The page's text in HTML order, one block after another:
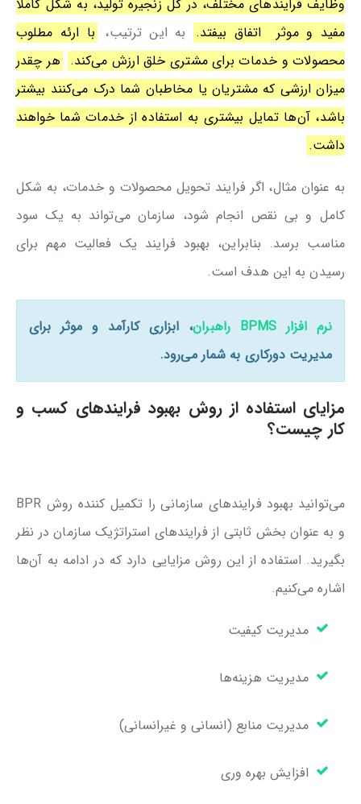
وظایف فرایندهای مختلف، در کل زنجیره تولید، به شکل کاملا
مفید و موثر اتفاق بیفتد. به این ترتیب، با ارئه مطلوب
محصولات و خدمات برای مشتری خلق ارزش می‌کند. هر چقدر
میزان ارزشی که مشتریان یا مخاطبان شما درک می‌کنند بیشتر
باشد، آن‌ها تمایل بیشتری به استفاده از خدمات شما خواهند
داشت.
به عنوان مثال، اگر فرایند تحویل محصولات و خدمات، به شکل
کامل و بی نقص انجام شود، سازمان می‌تواند به یک سود
مناسب برسد. بنابراین، بهبود فرایند یک فعالیت مهم برای
رسیدن به این هدف است.
نرم افزار BPMS راهبران
، ابزاری کارآمد و موثر برای
مدیریت دورکاری به شمار می‌رود.
مزایای استفاده از روش بهبود فرایندهای کسب و
کار چیست؟
می‌توانید بهبود فرایندهای سازمانی را تکمیل کننده روش BPR
و به عنوان بخش ثابتی از فرایندهای استراتژیک سازمان در نظر
بگیرید. استفاده از این روش مزایایی دارد که در ادامه به آن‌ها
اشاره می‌کنیم.
مدیریت کیفیت
مدیریت هزینه‌ها
مدیریت منابع (انسانی و غیرانسانی)
افزایش بهره ‌وری